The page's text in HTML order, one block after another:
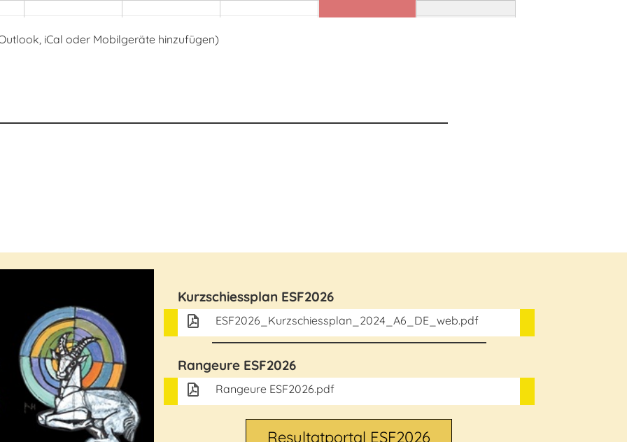
16:00 - 20:00
iCal oder Mobilgeräte hinzufügen)
Kurzschiessplan ESF2026
ESF2026_Kurzschiessplan_2024_A6_DE_web.pdf
Rangeure ESF2026
Rangeure ESF2026.pdf
Resultatportal ESF2026